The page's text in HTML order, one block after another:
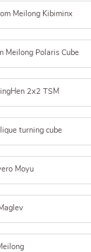
Meilong Kibiminx
Meilong Polaris Cube
2x2 TSM
turning cube
Moyu